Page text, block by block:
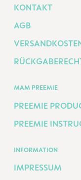
KONTAKT
AGB
MAM PREEMIE
PREEMIE
PREEMIE
INFORMATION
IMPRESSUM